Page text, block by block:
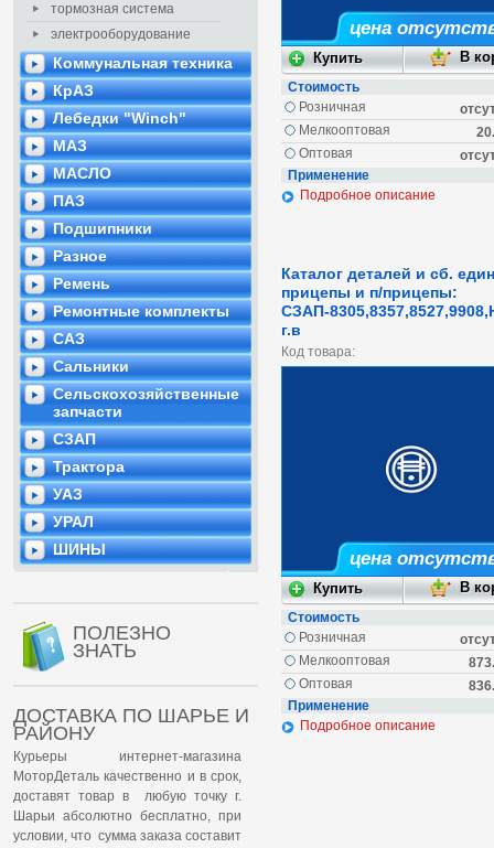
тормозная система
электрооборудование
Коммунальная техника
КрАЗ
Лебедки "Winch"
МАЗ
МАСЛО
ПАЗ
Подшипники
Разное
Ремень
Ремонтные комплекты
САЗ
Сальники
Сельскохозяйственные
запчасти
СЗАП
Трактора
УАЗ
УРАЛ
ШИНЫ
ПОЛЕЗНО
ЗНАТЬ
ДОСТАВКА ПО ШАРЬЕ И
РАЙОНУ
Курьеры интернет-магазина
МоторДеталь качественно и в срок,
доставят товар в любую точку г.
Шарьи абсолютно бесплатно, при
условии, что сумма заказа составит
цена
Стоимость
Розничная
Мелкооптовая
Оптовая
Применение
Подробное описание
Каталог деталей и сб.
прицепы и п/прицепы:
СЗАП-
г.в
Код товара:
цена
Стоимость
Розничная
Мелкооптовая
Оптовая
Применение
Подробное описание